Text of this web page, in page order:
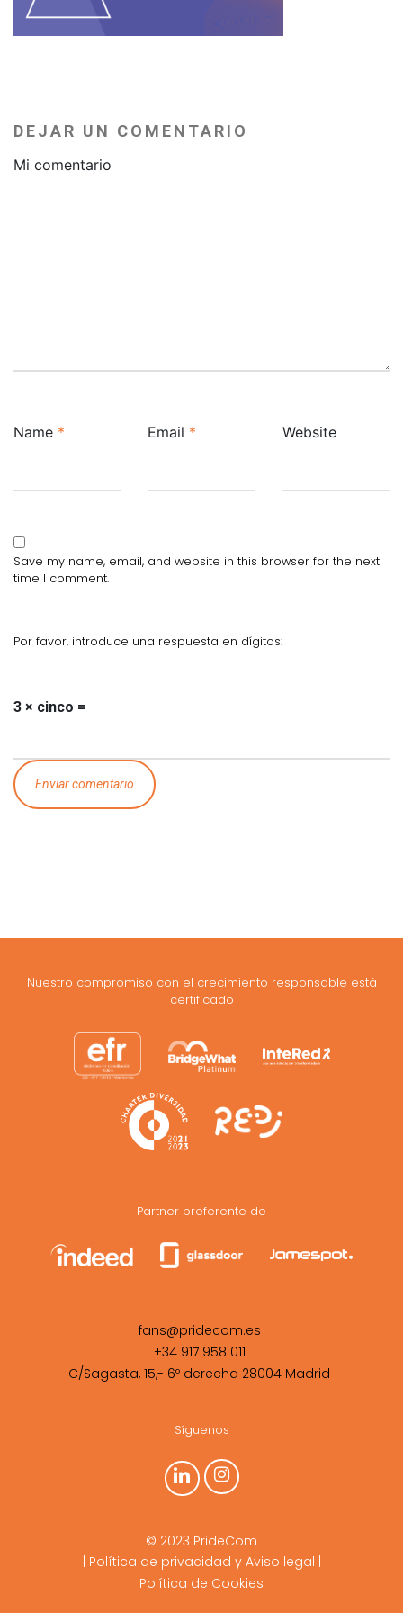
DEJAR UN COMENTARIO
Mi comentario
Name * Email * Website
Save my name, email, and website in this browser for the next
time I comment.
Por favor, introduce una respuesta en dígitos:
3 × cinco =
Partner preferente de
fans@pridecom.es
+34 917 958 011
C/Sagasta, 15,- 6º derecha 28004 Madrid
Nuestro compromiso con el crecimiento responsable está
certificado
Síguenos
© 2023 PrideCom
Política de privacidad y Aviso legal
Política de Cookies